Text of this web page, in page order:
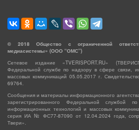
© 2018 Общество с ограниченной
медиасистемы» (ООО “ОМС”)
Сетевое издание «TVERISPORT.RU»
Федеральной службе по надзору в сфере связи,
массовых коммуникаций 05.05.2017 г.
69764.
Сообщения и материалы информационного
зарегистрированного Федеральной службой
информационных технологий и массовых
серия ИА № ФС77-87090 от 12.04.2024 года,
Твери».